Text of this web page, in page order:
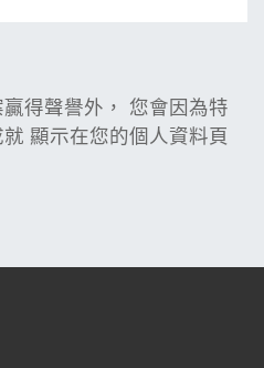
得聲譽外， 您會因為特
就 顯示在您的個人資料頁